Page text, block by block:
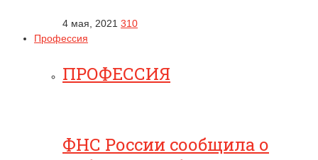
4 мая, 2021 310
Профессия
ПРОФЕССИЯ
ФНС России сообщила о